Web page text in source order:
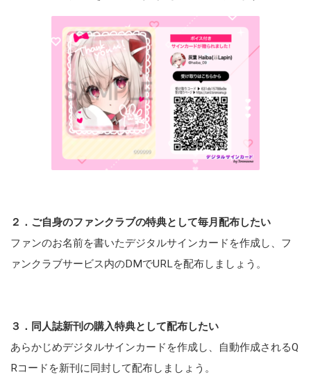
２．ご自身のファンクラブの特典として毎月配布したい
ファンのお名前を書いたデジタルサインカードを作成し、フ
ァンクラブサービス内のDMでURLを配布しましょう。
３．同人誌新刊の購入特典として配布したい
あらかじめデジタルサインカードを作成し、自動作成されるQ
Rコードを新刊に同封して配布しましょう。